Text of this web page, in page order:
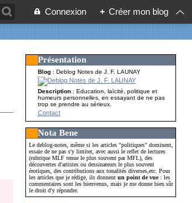
Connexion + Créer mon blog
Présentation
Blog : Deblog Notes de J. F. LAUNAY
Description: Education, laïcité, politique et
humeurs personnelles, en essayant de ne pas
trop se prendre au sérieux.
Contact
Nota Bene
Le deblog-notes, même si les articles "politiques" dominent,
essaie de ne pas s'y limiter, avec aussi le reflet de lectures
(rubrique MLF tenue le plus souvent par MFL), des
découvertes d'artistes ou dessinateurs le plus souvent
érotiques, des contributions aux tonalités diverses,etc. Pour
les articles que je rédige, ils donnentun point de vue: les
commentaires sont les bienvenus, mais je me donne bien sûr
le droit d'y répondre.